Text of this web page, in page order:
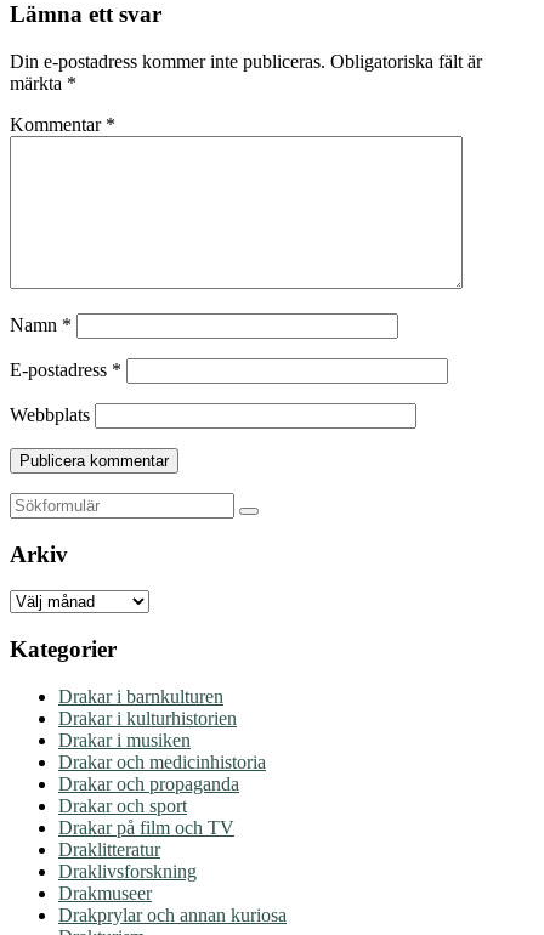
Lämna ett svar
Din e-postadress kommer inte publiceras. Obligatoriska fält är
märkta *
Kommentar *
Namn *
E-postadress *
Webbplats
Sök
Arkiv
Arkiv
Kategorier
Drakar i barnkulturen
Drakar i kulturhistorien
Drakar i musiken
Drakar och medicinhistoria
Drakar och propaganda
Drakar och sport
Drakar på film och TV
Draklitteratur
Draklivsforskning
Drakmuseer
Drakprylar och annan kuriosa